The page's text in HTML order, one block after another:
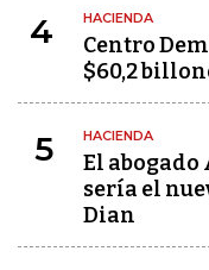
4 HACIENDA
Centro
$60,2
5 HACIENDA
El abogado
sería el
Dian